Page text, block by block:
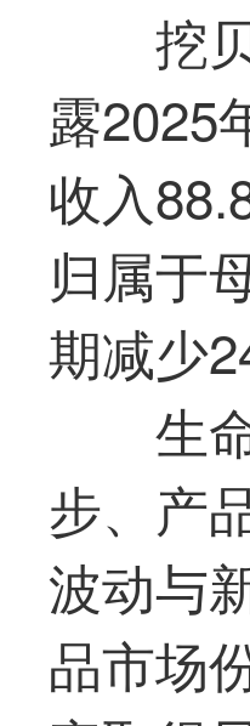
挖
露2025
收入
归属于
期减少
生
步、产
波动与
品市场